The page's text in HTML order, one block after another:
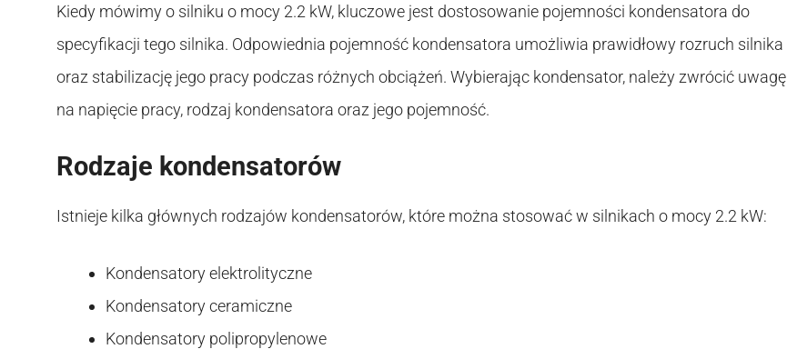
Kiedy mówimy o silniku o mocy 2.2 kW, kluczowe jest dostosowanie pojemności kondensatora do
specyfikacji tego silnika. Odpowiednia pojemność kondensatora umożliwia prawidłowy rozruch silnika
oraz stabilizację jego pracy podczas różnych obciążeń. Wybierając kondensator, należy zwrócić uwagę
na napięcie pracy, rodzaj kondensatora oraz jego pojemność.
Rodzaje kondensatorów
Istnieje kilka głównych rodzajów kondensatorów, które można stosować w silnikach o mocy 2.2 kW:
Kondensatory elektrolityczne
Kondensatory ceramiczne
Kondensatory polipropylenowe